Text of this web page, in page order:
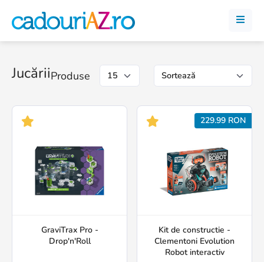
JucăriiProduse
GraviTrax Pro -
Drop'n'Roll
229.99 RON
Kit de constructie -
Clementoni Evolution
Robot interactiv